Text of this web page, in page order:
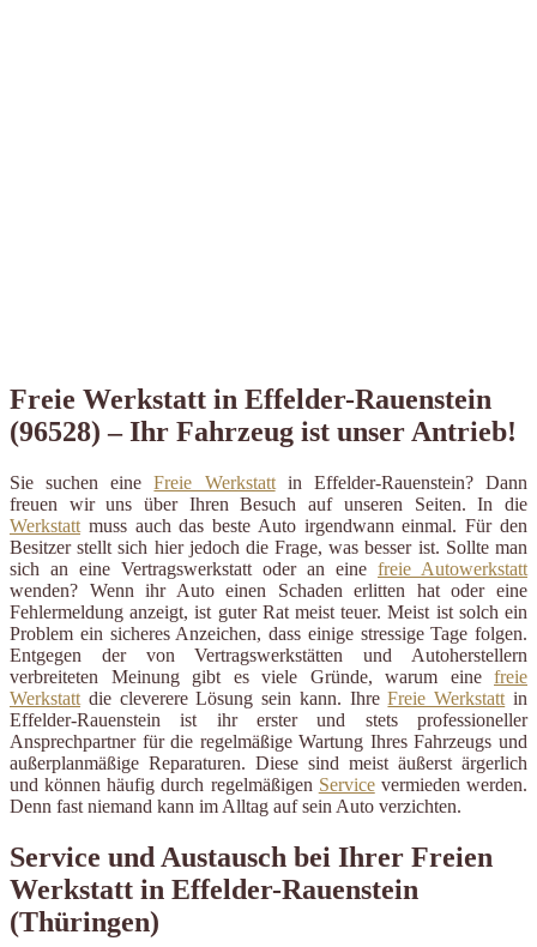
Freie Werkstatt in Effelder-Rauenstein
(96528) – Ihr Fahrzeug ist unser Antrieb!
Sie suchen eineFreie Werkstattin Effelder-Rauenstein? Dann
freuen wir uns über Ihren Besuch auf unseren Seiten. In die
Werkstatt muss auch das beste Auto irgendwann einmal. Für den
Besitzer stellt sich hier jedoch die Frage, was besser ist. Sollte man
sich an eine Vertragswerkstatt oder an eine freie Autowerkstatt
wenden? Wenn ihr Auto einen Schaden erlitten hat oder eine
Fehlermeldung anzeigt, ist guter Rat meist teuer. Meist ist solch ein
Problem ein sicheres Anzeichen, dass einige stressige Tage folgen.
Entgegen der von Vertragswerkstätten und Autoherstellern
verbreiteten Meinung gibt es viele Gründe, warum eine freie
Werkstatt die cleverere Lösung sein kann. IhreFreie Werkstatt in
Effelder-Rauenstein ist ihr erster und stets professioneller
Ansprechpartner für die regelmäßige Wartung Ihres Fahrzeugs und
außerplanmäßige Reparaturen. Diese sind meist äußerst ärgerlich
und können häufig durch regelmäßigen Servicevermieden werden.
Denn fast niemand kann im Alltag auf sein Auto verzichten.
Service und Austausch bei Ihrer Freien
Werkstatt in Effelder-Rauenstein
(Thüringen)